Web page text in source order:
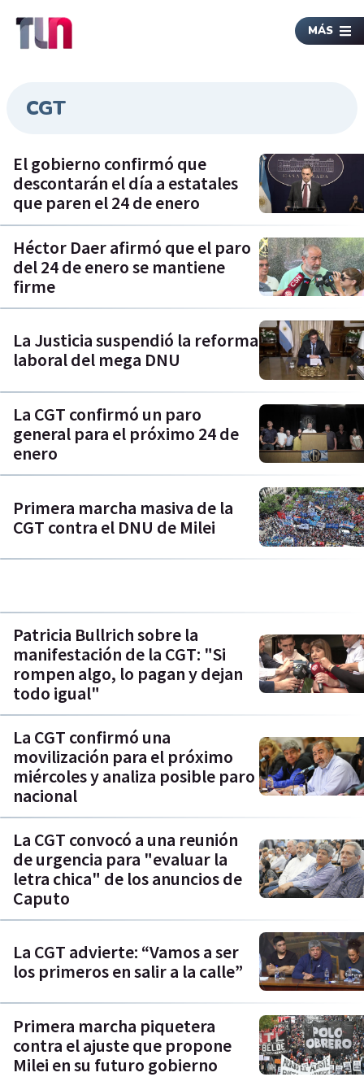
MÁS
CGT
El gobierno confirmó que
descontarán el día a estatales
que paren el 24 de enero
Héctor Daer afirmó que el paro
del 24 de enero se mantiene
firme
La Justicia suspendió la reforma
laboral del mega DNU
La CGT confirmó un paro
general para el próximo 24 de
enero
Primera marcha masiva de la
CGT contra el DNU de Milei
Patricia Bullrich sobre la
manifestación de la CGT: "Si
rompen algo, lo pagan y dejan
todo igual"
La CGT confirmó una
movilización para el próximo
miércoles y analiza posible paro
nacional
La CGT convocó a una reunión
de urgencia para "evaluar la
letra chica" de los anuncios de
Caputo
La CGT advierte: “Vamos a ser
los primeros en salir a la calle”
Primera marcha piquetera
contra el ajuste que propone
Milei en su futuro gobierno